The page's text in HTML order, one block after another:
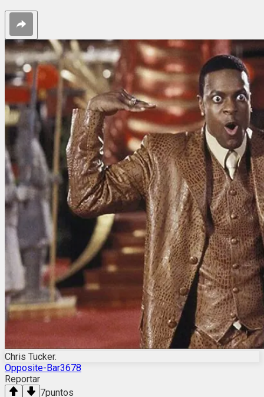
Chris Tucker.
Opposite-Bar3678
Reportar
7puntos